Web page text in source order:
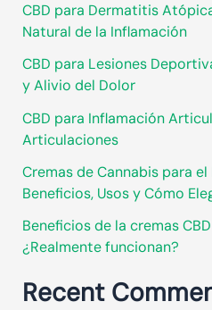
CBD para Dermatitis
Natural de la Inflamación
CBD para Lesiones
y Alivio del Dolor
CBD para Inflamación
Articulaciones
Cremas de Cannabis para
Beneficios, Usos y Cómo
Beneficios de la cremas
¿Realmente funcionan?
Recent